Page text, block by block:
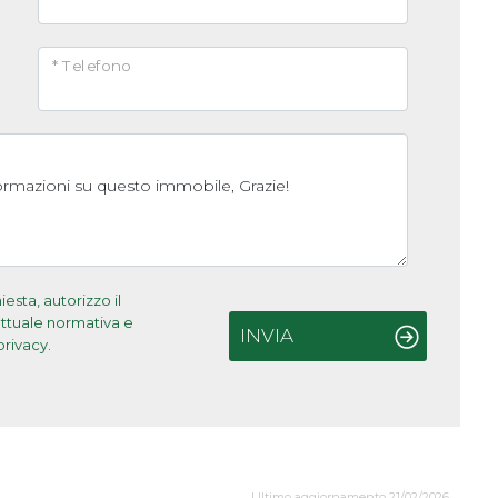
* Telefono
autorizzo il
normativa e
INVIA